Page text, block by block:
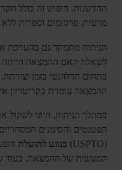
החדשנות. חיפוש זה כולל
מדעית, פרסומים וספרות
הניתוח מתמקד גם בהערכת
לשאלה האם ההמצאה הייתה
בתחום הרלוונטי בזמן
ההמצאה עומדת בקריטריון
במהלך הניתוח, חיוני
הפטנטים והסימנים
(USPTO)
בנוגעלתועלת
המעשית של ההמצאה,